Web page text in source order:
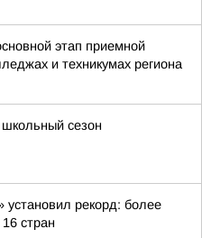
этап приемной
и техникумах региона
сезон
установил рекорд: более
стран